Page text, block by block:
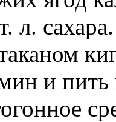
л. сахара.
и